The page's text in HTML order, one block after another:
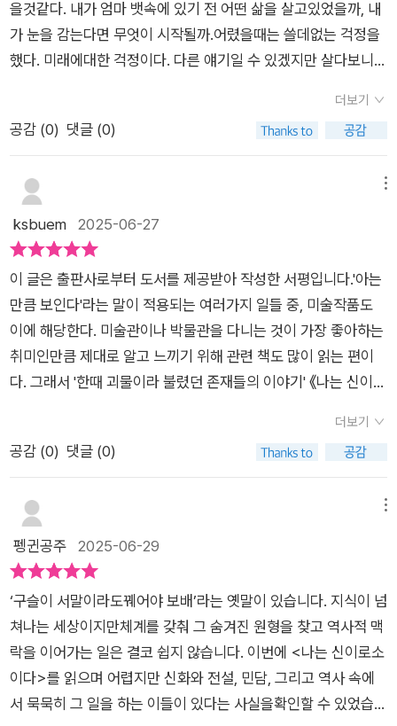
화, 전통과 상상력 사이의 다리를 건너게 해주는 안내서다. 동양
미술을 좋아하거나, 한국 문화유산에 관심 있는 독자, 혹은 오래
된 이야기를 새롭게 바라보고 싶은 이들에게 꼭 권하고 싶은 한
이지 않는다면 좋겠다.사람의 신에 대한 태도 중 무신론과 그보다
조금 유보적인 불가지론이 있는데 현재 전해 내려오는 것이나 통
계를 볼 때 유신론자가 더 많아보인다. 어느 쪽이건 인간의 정도
도 개인의 자유이다. 자기도 겪고 싶지 않은 일을 남에게 겪도록
강요하지 않는 것이 가장 인간의 기본적인 처세이자 바른 관계와
소통의 시작이다.
만화 캐릭터 같은 느낌!동양 예술만 있는 줄 알았는데 서양 예술
도 종종 있었습니다.자주 접하지 않아서 작품들이 새로웠습니다.
전래동화를 보는 것 같이 재미있었네요.p323 작가 노트 : 인어는
동심을 이끌어내는 상상력이다우리가 생각했던 인어가 아닌 조
금 특별한 인어.작가님은 인어가 서양만의 전유물이 아니라고 합
에는 작가 노트가 있는데 많은 생각을 하게 되었습니다.그림도 굉
장히 많은데 시간 가는 줄 모르고 읽었네요.다양한 그림을 배울
수 있었습니다.매체로 이미 익숙한 것도 있고 새로운 내용도 많았
습니다.흥미로운 내용도 많았어요.재미있게 읽어서 다른 내용도
더 찾아봐야겠습니다.세세하게 알려줘서 좋았습니다.
을것같다. 내가 엄마 뱃속에 있기 전 어떤 삶을 살고있었을까, 내
가 눈을 감는다면 무엇이 시작될까.어렸을때는 쓸데없는 걱정을
했다. 미래에대한 걱정이다. 다른 얘기일 수 있겠지만 살다보니
일어나지 않은일을 잘 넘기고싶고 천국에 가고싶다면 지금이 중
요한거다. 그건 동일한 이치였다.나에게도 오래오래 살기위한 수
성노인이 있었으면 좋겠다. 종규장군이 꿈에서 지켜줬으면 좋겠
다. 내가 모르는 세계에서마저 , 내가 절대 손댈 수 없는 세계에서
더보기
공감 (0) 댓글 (0)
ksbuem 2025-06-27
이 글은 출판사로부터 도서를 제공받아 작성한 서평입니다.'아는
만큼 보인다'라는 말이 적용되는 여러가지 일들 중, 미술작품도
이에 해당한다. 미술관이나 박물관을 다니는 것이 가장 좋아하는
취미인만큼 제대로 알고 느끼기 위해 관련 책도 많이 읽는 편이
다. 그래서 '한때 괴물이라 불렸던 존재들의 이야기' 《나는 신이로
전문가가 읽기에는 난이도가 높아서 접근이 쉽지 않았다. 그런데
이 책은 동양 신화를 비롯해 각 문명권의 신화의 해석을 다양하게
비교해 설명해 준다. 예를들어 불교문화 속 천상을 지배하는 새들
의 왕 '가루다'를 설명할 때 <천일야화>, <동방견문록>에 등장
하는 새 로크가 바로 불교문화에 등장하는 가루다와 연결된다고
서술하면서 흥미를 유발한다. 이어 가루다의 탄생과 다양한 가루
화와 불교미술속 가루다까지 자연스럽게 스토리를 연결해 설명
하기 때문에 깊이 있는 내용이지만 지루하거나 어렵지가 않다는
것이 이 책의 장점이다.특히 각 장 마지막에 작가노트는 요약정리
되는 느낌을 준다. 풍부한 사진 자료와 원전 해석 자료들로 이해
를 높이고 시각적인 만족감을 준다.사찰과 왕실, 민속에 수많은
더보기
공감 (0) 댓글 (0)
펭귄공주 2025-06-29
‘구슬이 서말이라도꿰어야 보배’라는 옛말이 있습니다. 지식이 넘
쳐나는 세상이지만체계를 갖춰 그 숨겨진 원형을 찾고 역사적 맥
락을 이어가는 일은 결코 쉽지 않습니다. 이번에 <나는 신이로소
이다>를 읽으며 어렵지만 신화와 전설, 민담, 그리고 역사 속에
서 묵묵히 그 일을 하는 이들이 있다는 사실을확인할 수 있었습니